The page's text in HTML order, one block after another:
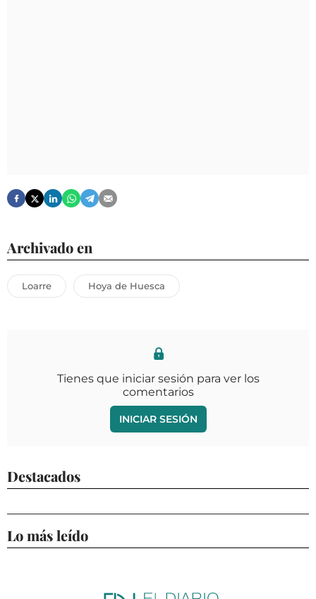
Archivado en
Loarre Hoya de Huesca
Tienes que iniciar sesión para ver los
comentarios
INICIAR SESIÓN
Destacados
Lo más leído